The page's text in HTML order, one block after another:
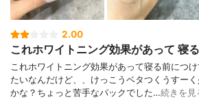
2.00
これホワイトニング効果があって 寝
これホワイトニング効果があって寝る前につ
たいなんだけど、、けっこうベタつくうすー
かな？ちょっと苦手なパックでした…続きを見